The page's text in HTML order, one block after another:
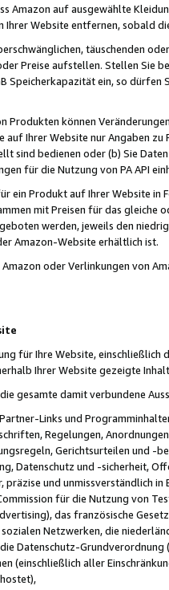
Amazon auf ausgewählte
Ihrer Website entfernen, sobald
täuschenden
Preise aufstellen. Stellen Sie
Speicherkapazität ein, so dürfen
Produkten können
Ihrer Website nur Angaben
sind bedienen oder (b) Sie
für die Nutzung von PA API
ein Produkt auf Ihrer Website
mit Preisen für das
werden, jeweils den
Amazon-Website erhältlich ist.
oder Verlinkungen von
für Ihre Website,
Ihrer Website gezeigte
gesamte damit verbundene
Links und
Regelungen,
Gerichtsurteilen und -
Datenschutz und -sicherheit,
präzise und unmissverständlich
für die Nutzung von
das französische
sozialen Netzwerken, die
Datenschutz-
(einschließlich aller